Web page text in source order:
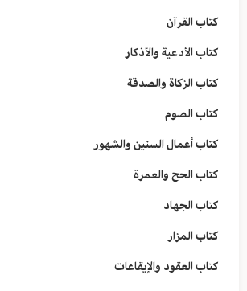
كتاب القرآن
كتاب الأدعية والأذكار
كتاب الزكاة والصدقة
كتاب الصوم
كتاب أعمال السنين والشهور
كتاب الحج والعمرة
كتاب الجهاد
كتاب المزار
كتاب العقود والإيقاعات